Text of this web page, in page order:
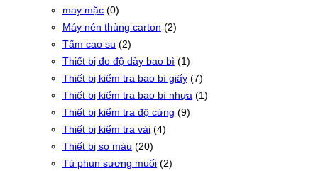
may mặc (0)
Máy nén thùng carton (2)
Tấm cao su (2)
Thiết bị đo độ dày bao bì (1)
Thiết bị kiểm tra bao bì giấy (7)
Thiết bị kiểm tra bao bì nhựa (1)
Thiết bị kiểm tra độ cứng (9)
Thiết bị kiểm tra vải (4)
Thiết bị so màu (20)
Tủ phun sương muối (2)